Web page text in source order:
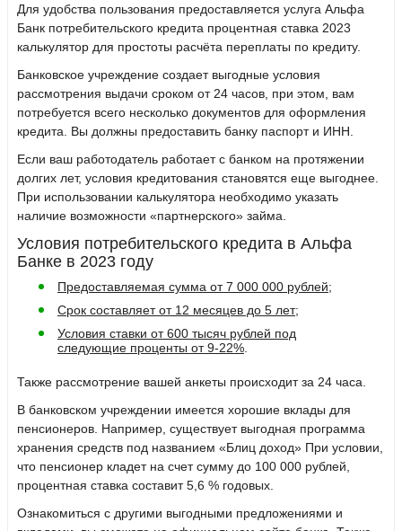
Для удобства пользования предоставляется услуга Альфа
Банк потребительского кредита процентная ставка 2023
калькулятор для простоты расчёта переплаты по кредиту.
Банковское учреждение создает выгодные условия
рассмотрения выдачи сроком от 24 часов, при этом, вам
потребуется всего несколько документов для оформления
кредита. Вы должны предоставить банку паспорт и ИНН.
Если ваш работодатель работает с банком на протяжении
долгих лет, условия кредитования становятся еще выгоднее.
При использовании калькулятора необходимо указать
наличие возможности «партнерского» займа.
Условия потребительского кредита в Альфа
Банке в 2023 году
Предоставляемая сумма от 7 000 000 рублей;
Срок составляет от 12 месяцев до 5 лет;
Условия ставки от 600 тысяч рублей под
следующие проценты от 9-22%
Также рассмотрение вашей анкеты происходит за 24 часа.
В банковском учреждении имеется хорошие вклады для
пенсионеров. Например, существует выгодная программа
хранения средств под названием «Блиц доход» При условии,
что пенсионер кладет на счет сумму до 100 000 рублей,
процентная ставка составит 5,6 % годовых.
Ознакомиться с другими выгодными предложениями и